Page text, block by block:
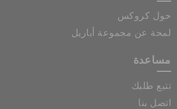
حول كروكس
لمحة عن مجموعة أباريل
مساعدة
تتبع طلبك
اتصل بنا